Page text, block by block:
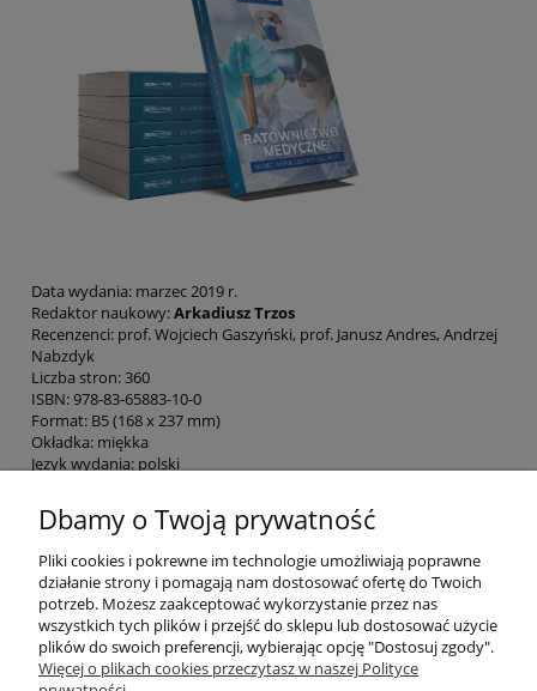
Data wydania: marzec 2019 r.
Redaktor naukowy:Arkadiusz Trzos
Recenzenci: prof. Wojciech Gaszyński, prof. Janusz Andres, Andrzej
Nabzdyk
Liczba stron: 360
ISBN: 978-83-65883-10-0
Format: B5 (168 x 237 mm)
Okładka: miękka
Język wydania: polski
Moje konto
Zamówienia
Dbamy o Twoją prywatność
Pliki cookies i pokrewne im technologie umożliwiają poprawne
działanie strony i pomagają nam dostosować ofertę do Twoich
potrzeb. Możesz zaakceptować wykorzystanie przez nas
wszystkich tych plików i przejść do sklepu lub dostosować użycie
plików do swoich preferencji, wybierając opcję "Dostosuj zgody".
Więcej o plikach cookies przeczytasz w naszej Polityce